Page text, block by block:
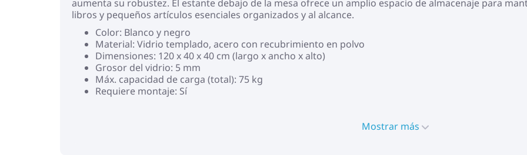
aumenta su robustez. El estante debajo de la mesa ofrece un amplio espacio de almacenaje para
libros y pequeños artículos esenciales organizados y al alcance.
Color: Blanco y negro
Material: Vidrio templado, acero con recubrimiento en polvo
Dimensiones: 120 x 40 x 40 cm (largo x ancho x alto)
Grosor del vidrio: 5 mm
Máx. capacidad de carga (total): 75 kg
Requiere montaje: Sí
Mostrar más